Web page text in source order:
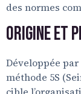
des normes
Origine et
Développée par
méthode 5S